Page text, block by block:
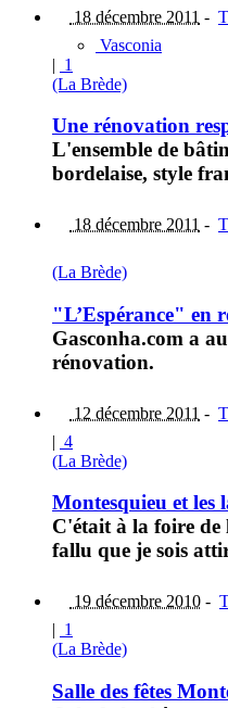
18 décembre 2011 -
Vasconia
| 1
(La Brède)
Une rénovation
L'ensemble de
bordelaise, style
18 décembre 2011 -
(La Brède)
"L’Espérance" en
Gasconha.com a
rénovation.
12 décembre 2011 -
| 4
(La Brède)
Montesquieu et les
C'était à la foire de
fallu que je sois
19 décembre 2010 -
| 1
(La Brède)
Salle des fêtes